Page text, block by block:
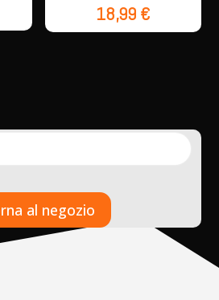
18,99 €
al negozio